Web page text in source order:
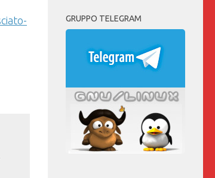
GRUPPO TELEGRAM